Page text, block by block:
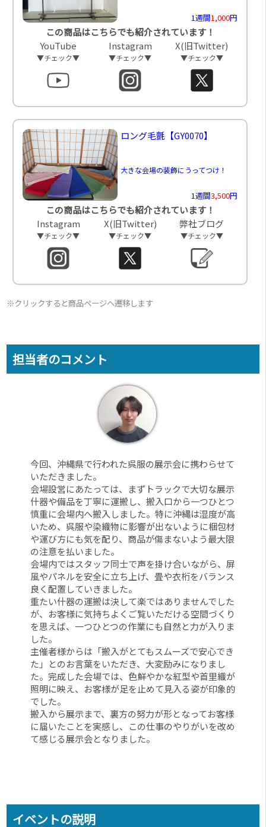
1週間1,000円
この商品はこちらでも紹介されています！
YouTube
▼チェック▼
Instagram
▼チェック▼
X(旧Twitter)
▼チェック▼
ロング毛氈 【GY0070】
大きな会場の装飾にうってつけ！
1週間3,500円
この商品はこちらでも紹介されています！
Instagram
▼チェック▼
X(旧Twitter)
▼チェック▼
弊社ブログ
▼チェック▼
※クリックすると商品ページへ遷移します
担当者のコメント
今回、沖縄県で行われた呉服の展示会に携わらせて
いただきました。
会場設営にあたっては、まずトラックで大切な展示
什器や備品を丁寧に運搬し、搬入口から一つひとつ
慎重に会場内へ搬入しました。特に沖縄は湿度が高
いため、呉服や染織物に影響が出ないように梱包材
や運び方にも気を配り、商品が傷まないよう最大限
の注意を払いました。
会場内ではスタッフ同士で声を掛け合いながら、屏
風やパネルを安全に立ち上げ、畳や衣桁をバランス
良く配置していきました。
重たい什器の運搬は決して楽ではありませんでした
が、お客様に気持ちよくご覧いただける空間づくり
を思えば、一つひとつの作業にも自然と力が入りま
した。
主催者様からは「搬入がとてもスムーズで安心でき
た」とのお言葉をいただき、大変励みになりまし
た。完成した会場では、色鮮やかな紅型や首里織が
照明に映え、お客様が足を止めて見入る姿が印象的
でした。
搬入から展示まで、裏方の努力が形となってお客様
に届いたことを実感し、この仕事のやりがいを改め
て感じる展示会となりました。
イベントの説明